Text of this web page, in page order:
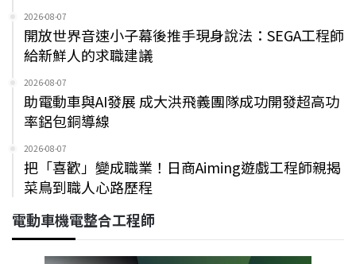
2026-08-07
開放世界音速小子幕後推手現身說法：SEGA工程師
給新鮮人的求職建議
2026-08-07
助電動車與AI發展 成大洪飛義團隊成功開發超高功
率鋁包銅導線
2026-08-07
把「喜歡」變成職業！日商Aiming遊戲工程師親揭
菜鳥到職人心路歷程
電動車機電整合工程師